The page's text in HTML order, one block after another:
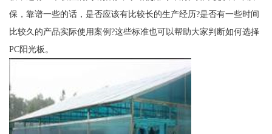
保，靠谱一些的话，是否应该有比较长的生产经历?是否有一些时间
比较久的产品实际使用案例?这些标准也可以帮助大家判断如何选择
PC阳光板。